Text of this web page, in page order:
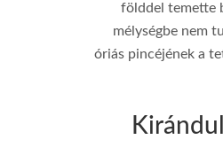
földdel temette
mélységbe nem
óriás pincéjének a